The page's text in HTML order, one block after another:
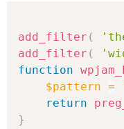
add_filter (
add_filter (
function
$pattern =
return
}